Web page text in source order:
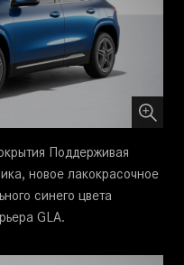
Поддерживая
новое лакокрасочное
синего цвета
GLA.